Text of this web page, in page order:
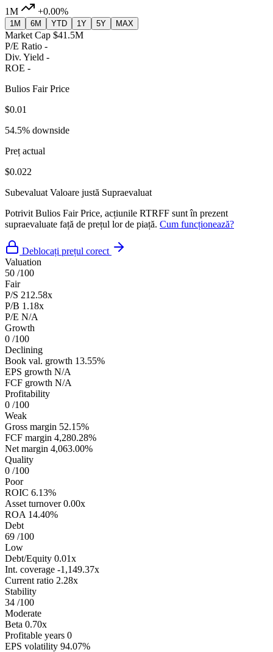
1M
+0.00%
1M 6M YTD 1Y 5Y MAX
Market Cap $41.5M
P/E Ratio -
Div. Yield -
ROE -
Bulios Fair Price
$0.01
54.5% downside
Preț actual
$0.022
Subevaluat Valoare justă Supraevaluat
Potrivit Bulios Fair Price, acțiunile RTRFF sunt în prezent
supraevaluate față de prețul lor de piață. Cum funcționează?
Deblocați prețul corect
Valuation
50 /100
Fair
P/S 212.58x
P/B 1.18x
P/E N/A
Growth
0 /100
Declining
Book val. growth 13.55%
EPS growth N/A
FCF growth N/A
Profitability
0 /100
Weak
Gross margin 52.15%
FCF margin 4,280.28%
Net margin 4,063.00%
Quality
0 /100
Poor
ROIC 6.13%
Asset turnover 0.00x
ROA 14.40%
Debt
69 /100
Low
Debt/Equity 0.01x
Int. coverage -1,149.37x
Current ratio 2.28x
Stability
34 /100
Moderate
Beta 0.70x
Profitable years 0
EPS volatility 94.07%